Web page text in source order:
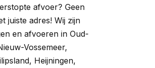
afvoer? Geen
juiste adres! Wij zijn
en afvoeren in Oud-
Vossemeer,
Heijningen,